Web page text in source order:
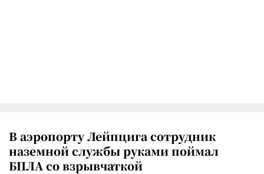
В аэропорту Лейпцига сотрудник
наземной службы руками поймал
БПЛА со взрывчаткой